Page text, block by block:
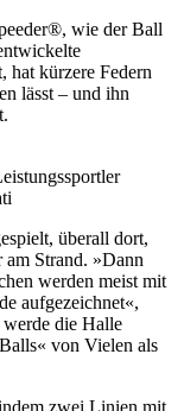
wie der Ball
hat kürzere Federn
lässt – und ihn
überall dort,
am Strand. »Dann
werden meist mit
aufgezeichnet«,
die Halle
von Vielen als
zwei Linien mit